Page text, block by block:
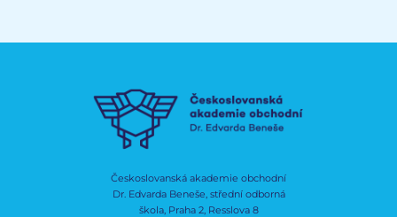
Českoslovanská akademie obchodní
Dr. Edvarda Beneše, střední odborná
škola, Praha 2, Resslova 8